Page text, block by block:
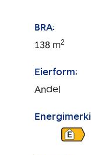
BRA:
138 m2
Eierform:
Andel
E